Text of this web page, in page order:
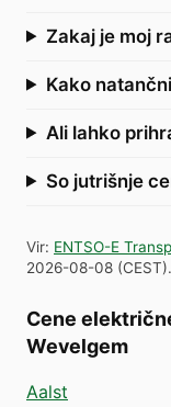
Zakaj je moj
Kako
Ali lahko
So jutrišnje
Vir: ENTSO-E
2026-08-08 (CEST).
Cene
Wevelgem
Aalst